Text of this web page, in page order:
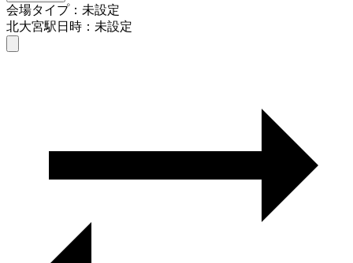
会場タイプ：未設定
北大宮駅日時：未設定